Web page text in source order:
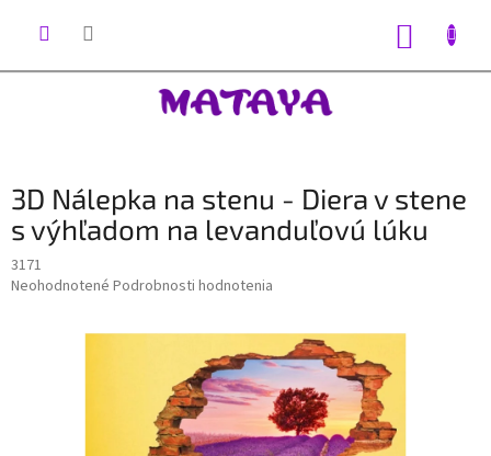
3D Nálepka na stenu - Diera v stene
s výhľadom na levanduľovú lúku
3171
Priemerné
Neohodnotené Podrobnosti hodnotenia